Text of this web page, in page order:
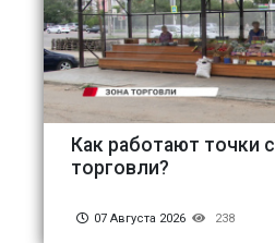
Как работают точки
торговли?
07 Августа 2026 238